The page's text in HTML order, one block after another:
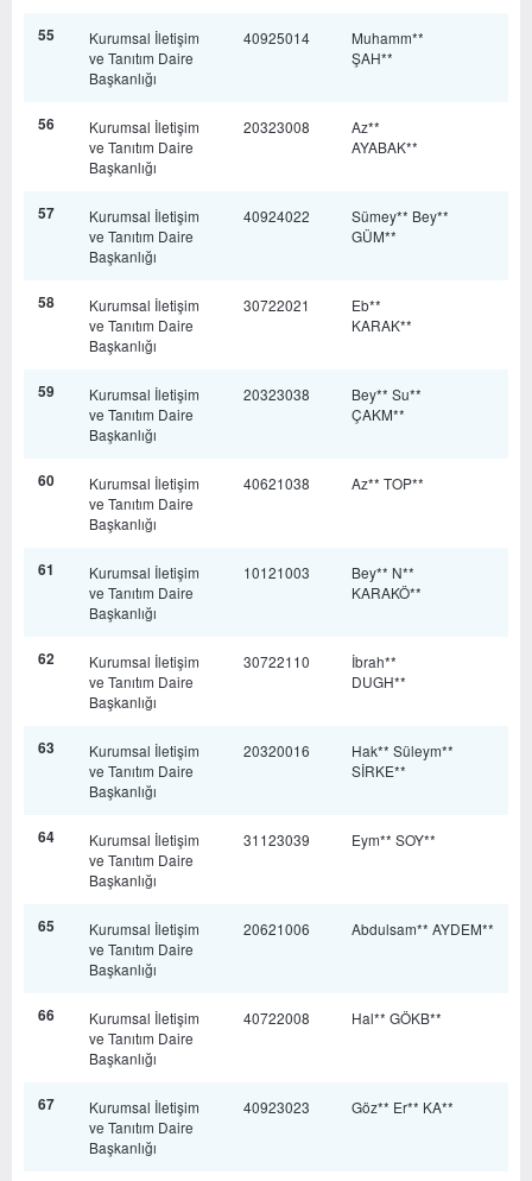
55
Kurumsal İletişim
ve Tanıtım Daire
Başkanlığı
40925014
Muhamm**
ŞAH**
56
Kurumsal İletişim
ve Tanıtım Daire
Başkanlığı
20323008
Az**
AYABAK**
57
Kurumsal İletişim
ve Tanıtım Daire
Başkanlığı
40924022
Sümey** Bey**
GÜM**
58
Kurumsal İletişim
ve Tanıtım Daire
Başkanlığı
30722021
Eb**
KARAK**
59
Kurumsal İletişim
ve Tanıtım Daire
Başkanlığı
20323038
Bey** Su**
ÇAKM**
60
Kurumsal İletişim
ve Tanıtım Daire
Başkanlığı
40621038 Az** TOP**
61
Kurumsal İletişim
ve Tanıtım Daire
Başkanlığı
10121003
Bey** N**
KARAKÖ**
62
Kurumsal İletişim
ve Tanıtım Daire
Başkanlığı
30722110
İbrah**
DUGH**
63
Kurumsal İletişim
ve Tanıtım Daire
Başkanlığı
20320016
Hak** Süleym**
SİRKE**
64
Kurumsal İletişim
ve Tanıtım Daire
Başkanlığı
31123039 Eym** SOY**
65
Kurumsal İletişim
ve Tanıtım Daire
Başkanlığı
20621006 Abdulsam** AYDEM**
66
Kurumsal İletişim
ve Tanıtım Daire
Başkanlığı
40722008 Hal** GÖKB**
67
Kurumsal İletişim
ve Tanıtım Daire
Başkanlığı
40923023 Göz** Er** KA**